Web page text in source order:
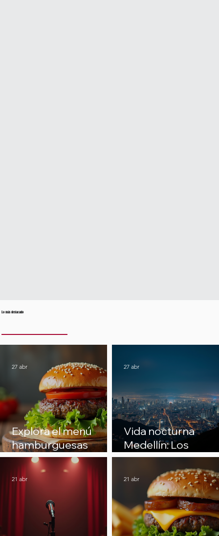
Lo más destacado
Explora el menú
hamburguesas
artesanales en
Medellín
27 abr
Vida nocturna
Medellín: Los
mejores planes
nocturnos en
Medellín
27 abr
21 abr 21 abr